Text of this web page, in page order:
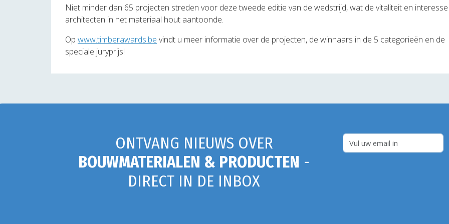
Niet minder dan 65 projecten streden voor deze tweede editie van de wedstrijd, wat de vitaliteit en
architecten in het materiaal hout aantoonde.
Op www.timberawards.be vindt u meer informatie over de projecten, de winnaars in de 5 categorieën en de
speciale juryprijs!
ONTVANG NIEUWS OVER
BOUWMATERIALEN & PRODUCTEN -
DIRECT IN DE INBOX